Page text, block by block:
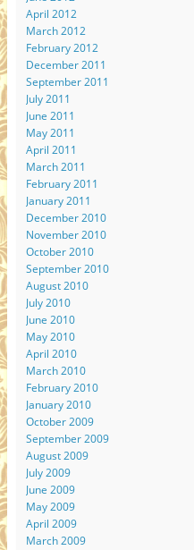
April 2012
March 2012
February 2012
December 2011
September 2011
July 2011
June 2011
May 2011
April 2011
March 2011
February 2011
January 2011
December 2010
November 2010
October 2010
September 2010
August 2010
July 2010
June 2010
May 2010
April 2010
March 2010
February 2010
January 2010
October 2009
September 2009
August 2009
July 2009
June 2009
May 2009
April 2009
March 2009